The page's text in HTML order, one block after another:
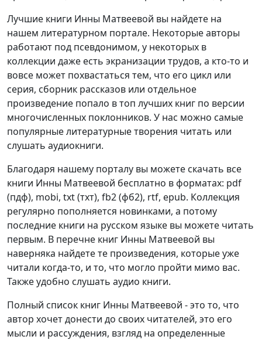
Лучшие книги Инны Матвеевой вы найдете на
нашем литературном портале. Некоторые авторы
работают под псевдонимом, у некоторых в
коллекции даже есть экранизации трудов, а кто-то и
вовсе может похвастаться тем, что его цикл или
серия, сборник рассказов или отдельное
произведение попало в топ лучших книг по версии
многочисленных поклонников. У нас можно самые
популярные литературные творения читать или
слушать аудиокниги.
Благодаря нашему порталу вы можете скачать все
книги Инны Матвеевой бесплатно в форматах: pdf
(пдф), mobi, txt (тхт), fb2 (фб2), rtf, epub. Коллекция
регулярно пополняется новинками, а потому
последние книги на русском языке вы можете читать
первым. В перечне книг Инны Матвеевой вы
наверняка найдете те произведения, которые уже
читали когда-то, и то, что могло пройти мимо вас.
Также удобно слушать аудио книги.
Полный список книг Инны Матвеевой - это то, что
автор хочет донести до своих читателей, это его
мысли и рассуждения, взгляд на определенные